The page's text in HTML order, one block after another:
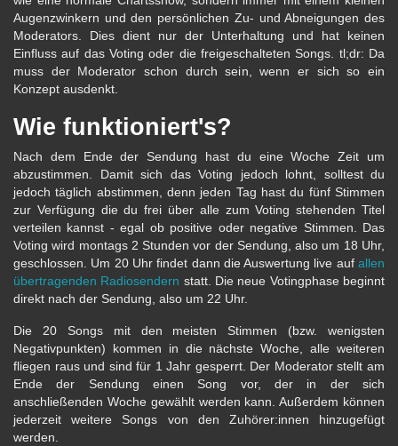
Augenzwinkern und den persönlichen Zu- und Abneigungen des
Moderators. Dies dient nur der Unterhaltung und hat keinen
Einfluss auf das Voting oder die freigeschalteten Songs. tl;dr: Da
muss der Moderator schon durch sein, wenn er sich so ein
Konzept ausdenkt.
Wie funktioniert's?
Nach dem Ende der Sendung hast du eine Woche Zeit um
abzustimmen. Damit sich das Voting jedoch lohnt, solltest du
jedoch täglich abstimmen, denn jeden Tag hast du fünf Stimmen
zur Verfügung die du frei über alle zum Voting stehenden Titel
verteilen kannst - egal ob positive oder negative Stimmen. Das
Voting wird montags 2 Stunden vor der Sendung, also um 18 Uhr,
geschlossen. Um 20 Uhr findet dann die Auswertung live auf allen
übertragenden Radiosendern statt. Die neue Votingphase beginnt
direkt nach der Sendung, also um 22 Uhr.
Die 20 Songs mit den meisten Stimmen (bzw. wenigsten
Negativpunkten) kommen in die nächste Woche, alle weiteren
fliegen raus und sind für 1 Jahr gesperrt. Der Moderator stellt am
Ende der Sendung einen Song vor, der in der sich
anschließenden Woche gewählt werden kann. Außerdem können
jederzeit weitere Songs von den Zuhörer:innen hinzugefügt
werden.